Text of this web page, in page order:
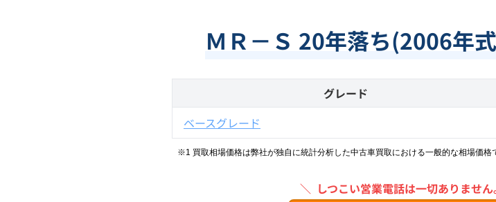
ＭＲ－Ｓ 20年落ち(2006年
グレード
ベースグレード
※1 買取相場価格は弊社が独自に統計分析した中古車買取における一般的な相場価格
＼ しつこい営業電話は一切ありません